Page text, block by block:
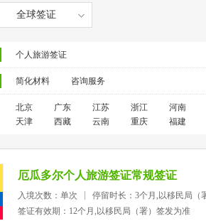
全球签证
个人旅游签证
简化材料 咨询服务
北京 广东 江苏 浙江
河南
天津 西藏 云南 重庆 福建
厄瓜多尔个人旅游签证常规签证
入境次数：单次
停留时长：3个月,以移民局（
签证有效期：12个月,以移民局（署）签发为准